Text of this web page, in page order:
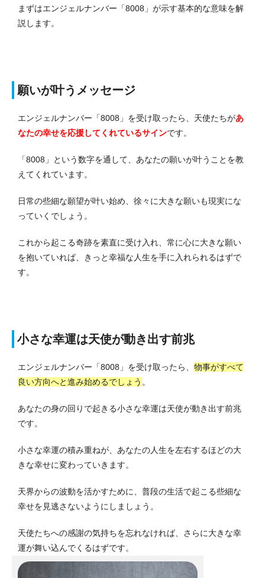
まずはエンジェルナンバー「8008」が示す基本的な意味を解
説します。
願いが叶うメッセージ
エンジェルナンバー「8008」を受け取ったら、天使たちがあ
なたの幸せを応援してくれているサインです。
「8008」という数字を通して、あなたの願いが叶うことを教
えてくれています。
日常の些細な願望が叶い始め、徐々に大きな願いも現実にな
っていくでしょう。
これから起こる奇跡を素直に受け入れ、常に心に大きな願い
を抱いていれば、きっと幸福な人生を手に入れられるはずで
す。
小さな幸運は天使が動き出す前兆
エンジェルナンバー「8008」を受け取ったら、 物事がすべて
良い方向へと進み始めるでしょう 。
あなたの身の回りで起きる小さな幸運は天使が動き出す前兆
です。
小さな幸運の積み重ねが、あなたの人生を左右するほどの大
きな幸せに変わっていきます。
天界からの波動を活かすために、普段の生活で起こる些細な
幸せを見逃さないようにしましょう。
天使たちへの感謝の気持ちを忘れなければ、さらに大きな幸
運が舞い込んでくるはずです。